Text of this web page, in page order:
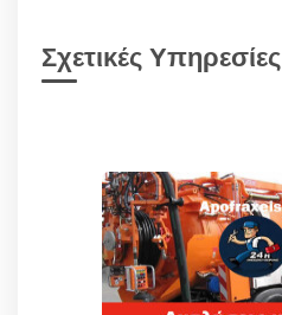
Σχετικές Υπηρεσίες